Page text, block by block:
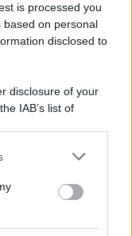
is processed you
based on personal
disclosed to
disclosure of your
IAB’s list of
us to third parties
ALL’ANSO
ONLINE)